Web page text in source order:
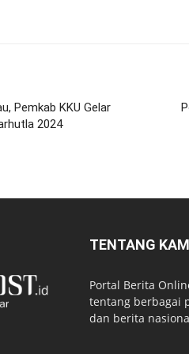
Pemkab KKU Gelar
2024
TENTANG
Portal Berita
tentang berbagai
dan berita